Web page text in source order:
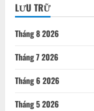
LƯU TRỮ
Tháng 8 2026
Tháng 7 2026
Tháng 6 2026
Tháng 5 2026